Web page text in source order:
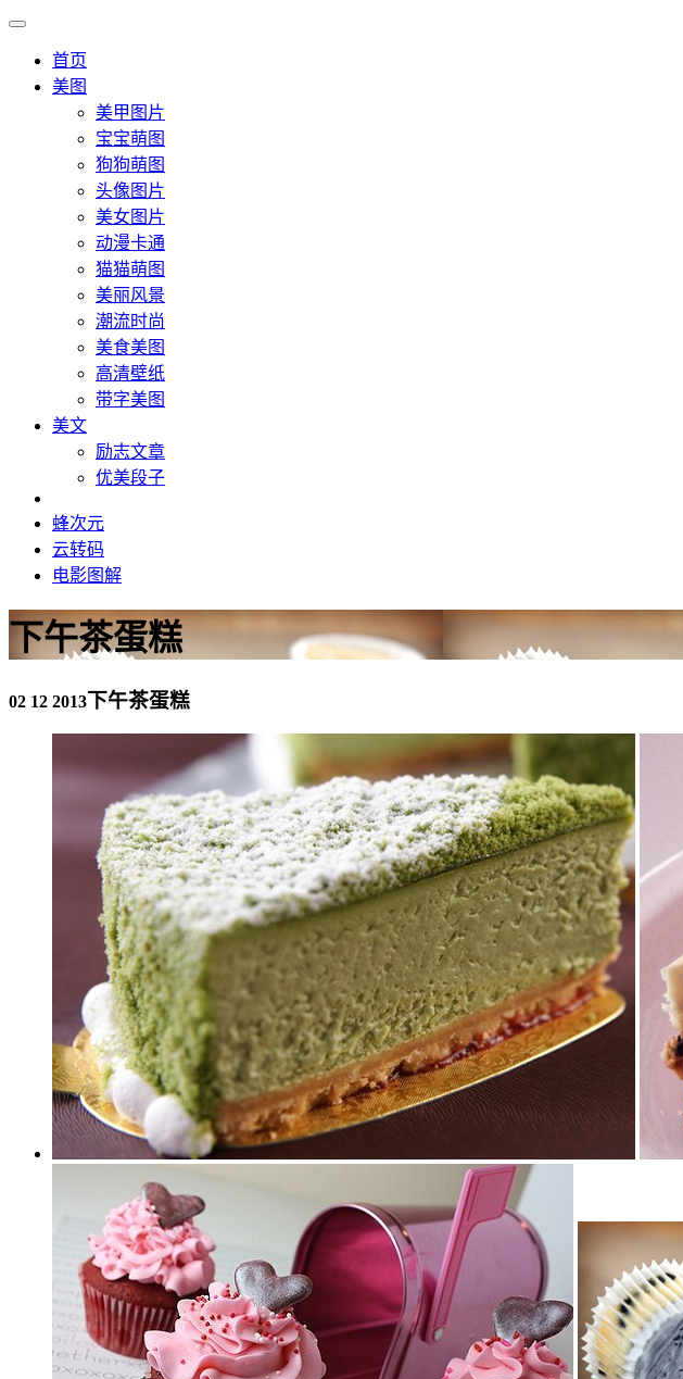
首页
美图
美甲图片
宝宝萌图
狗狗萌图
头像图片
美女图片
动漫卡通
猫猫萌图
美丽风景
潮流时尚
美食美图
高清壁纸
带字美图
美文
励志文章
优美段子
蜂次元
云转码
电影图解
下午茶蛋糕
02 12 2013下午茶蛋糕